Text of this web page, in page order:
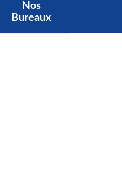
Nos
Bureaux